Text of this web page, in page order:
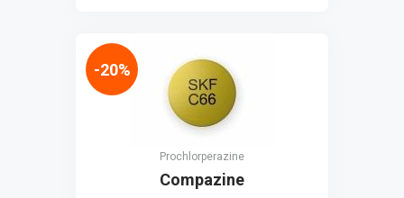
Prochlorperazine
Compazine
-20%